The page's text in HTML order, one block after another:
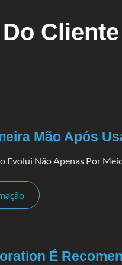
Mão Após
Evolui Não Apenas Por
É